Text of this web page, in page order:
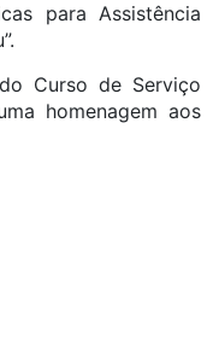
para Assistência
Curso de Serviço
homenagem aos